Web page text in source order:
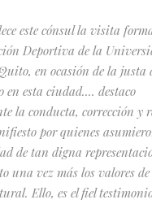
este cónsul la visita
Deportiva de la
en ocasión de la justa
en esta ciudad.... destaco
la conducta, corrección y
por quienes
de tan digna
una vez más los valores
Ello, es el fiel